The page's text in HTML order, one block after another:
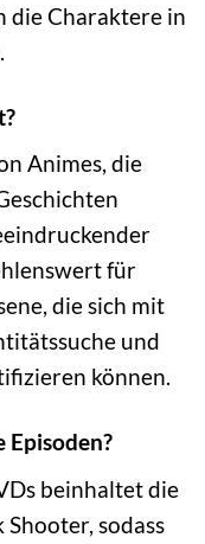
die Charaktere in
Animes, die
für
die sich mit
und
können.
Episoden?
beinhaltet die
sodass